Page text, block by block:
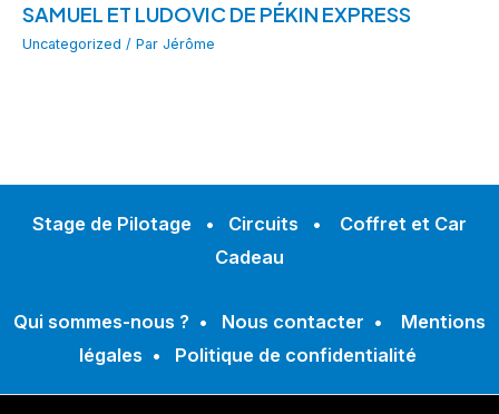
SAMUEL ET LUDOVIC DE PÉKIN EXPRESS
Uncategorized / Par Jérôme
Stage de Pilotage • Circuits • Coffret et Car
Cadeau
Qui sommes-nous ? • Nous contacter • Mentions
légales • Politique de confidentialité